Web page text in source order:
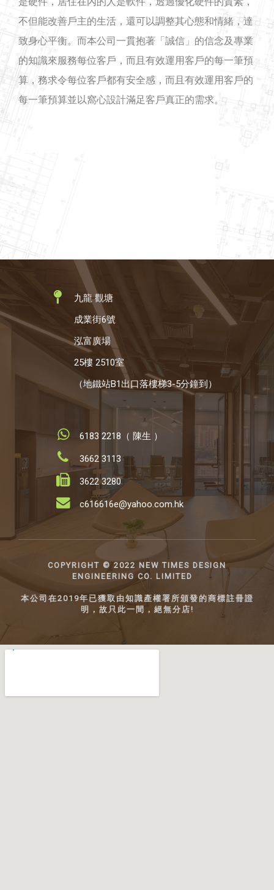
不但能改善戶主的生活，還可以調整其心態和情緒，達
致身心平衡。而本公司一貫抱著「誠信」的信念及專業
的知識來服務每位客戶，而且有效運用客戶的每一筆預
算，務求令每位客戶都有安全感，而且有效運用客戶的
每一筆預算並以窩心設計滿足客戶真正的需求。
九龍 觀塘
成業街6號
泓富廣場
25樓 2510室
（地鐵站B1出口落樓梯3-5分鐘到）
6183 2218（ 陳生 ）
3662 3113
3622 3280
c616616e@yahoo.com.hk
COPYRIGHT ©️ 2022 NEW TIMES DESIGN
ENGINEERING CO. LIMITED
本公司在2019年已獲取由知識產權署所頒發的商標註冊證
明，故只此一間，絕無分店!